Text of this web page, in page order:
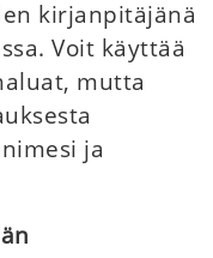
kirjanpitäjänä
Voit käyttää
mutta
ja